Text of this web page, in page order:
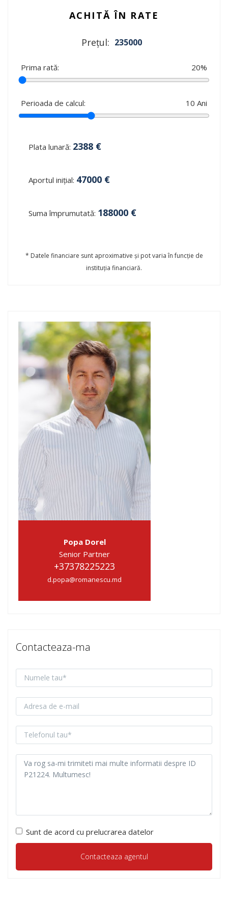
ACHITĂ ÎN RATE
Prețul: 235000
Prima rată: 20%
Perioada de calcul: 10 Ani
Plata lunară: 2388 €
Aportul inițial: 47000 €
Suma împrumutată: 188000 €
* Datele financiare sunt aproximative și pot varia în funcție de
instituția financiară.
Popa Dorel
Senior Partner
+37378225223
d.popa@romanescu.md
Contacteaza-ma
Sunt de acord cu prelucrarea datelor